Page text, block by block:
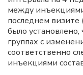
между
последнем
было
группах с
соответственно
инъекциями